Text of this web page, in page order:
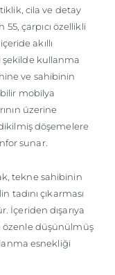
cila ve detay
çarpıcı özellikli
akıllı
şekilde kullanma
ve sahibinin
mobilya
üzerine
döşemelere
sunar.
tekne sahibinin
tadını çıkarması
İçeriden dışarıya
özenle düşünülmüş
esnekliği